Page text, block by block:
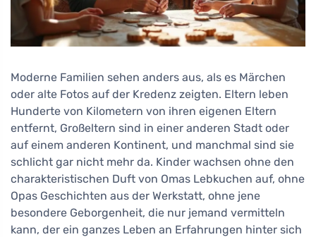
Moderne Familien sehen anders aus, als es Märchen
oder alte Fotos auf der Kredenz zeigten. Eltern leben
Hunderte von Kilometern von ihren eigenen Eltern
entfernt, Großeltern sind in einer anderen Stadt oder
auf einem anderen Kontinent, und manchmal sind sie
schlicht gar nicht mehr da. Kinder wachsen ohne den
charakteristischen Duft von Omas Lebkuchen auf, ohne
Opas Geschichten aus der Werkstatt, ohne jene
besondere Geborgenheit, die nur jemand vermitteln
kann, der ein ganzes Leben an Erfahrungen hinter sich